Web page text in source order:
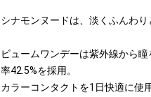
シナモンヌードは、淡くふんわ
ビュームワンデーは紫外線から
率42.5%を採用。
カラーコンタクトを1日快適に使